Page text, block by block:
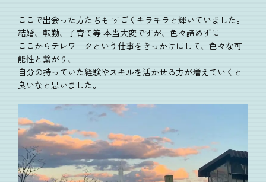
ここで出会った方たちも すごくキラキラと輝いていました。
結婚、転勤、子育て等 本当大変ですが、色々諦めずに
ここからテレワークという仕事をきっかけにして、色々な可
能性と繋がり、
自分の持っていた経験やスキルを活かせる方が増えていくと
良いなと思いました。